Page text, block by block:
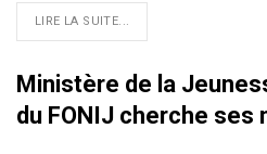
LIRE LA SUITE...
Ministère de la
du FONIJ cherche ses